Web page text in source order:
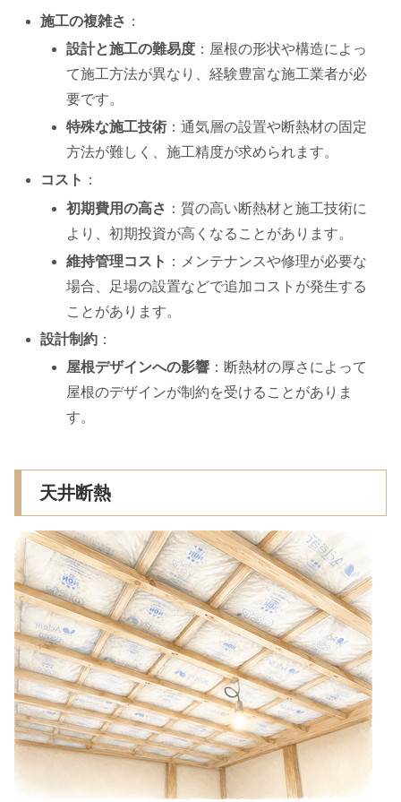
施工の複雑さ ：
設計と施工の難易度 ：屋根の形状や構造によっ
て施工方法が異なり、経験豊富な施工業者が必
要です。
特殊な施工技術 ：通気層の設置や断熱材の固定
方法が難しく、施工精度が求められます。
コスト ：
初期費用の高さ ：質の高い断熱材と施工技術に
より、初期投資が高くなることがあります。
維持管理コスト ：メンテナンスや修理が必要な
場合、足場の設置などで追加コストが発生する
ことがあります。
設計制約 ：
屋根デザインへの影響 ：断熱材の厚さによって
屋根のデザインが制約を受けることがありま
す。
天井断熱